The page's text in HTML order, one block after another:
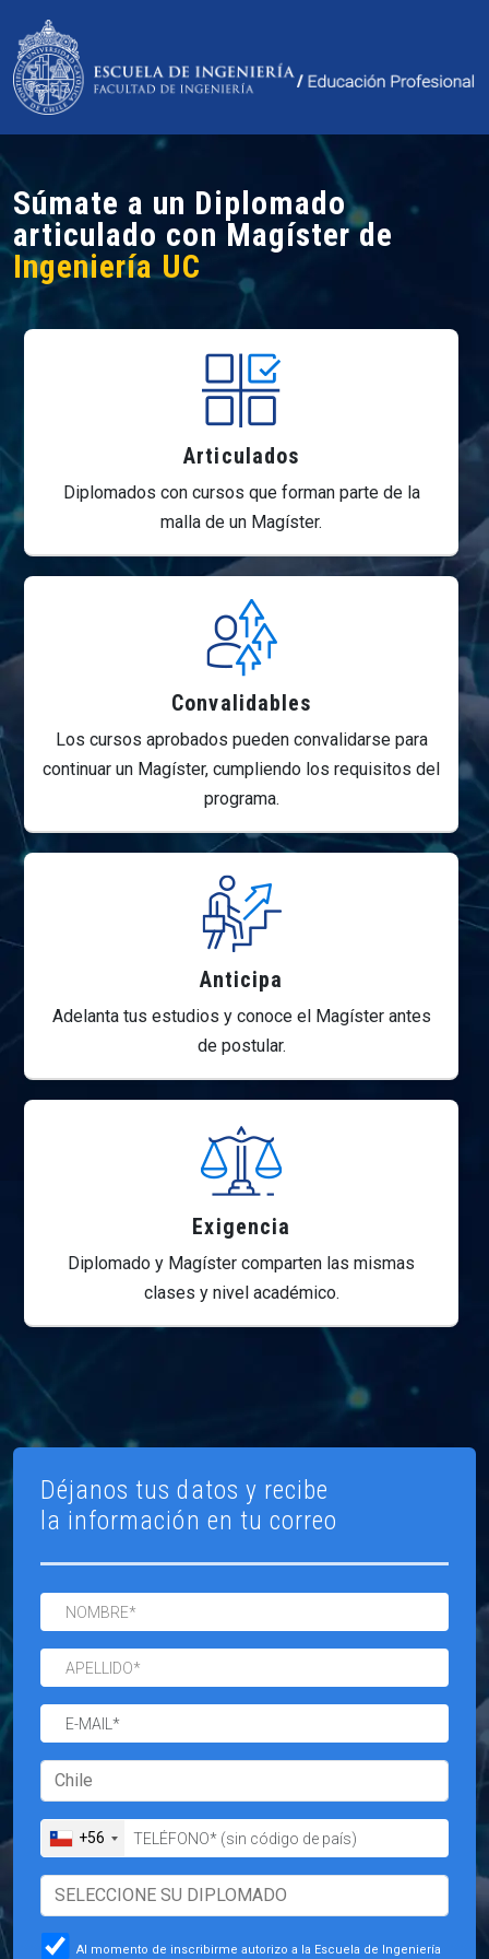
Súmate a un Diplomado
articulado con Magíster de
Ingeniería UC
Articulados
Diplomados con cursos que forman parte de la
malla de un Magíster.
Convalidables
Los cursos aprobados pueden convalidarse para
continuar un Magíster, cumpliendo los requisitos del
programa.
Anticipa
Adelanta tus estudios y conoce el Magíster antes
de postular.
Exigencia
Diplomado y Magíster comparten las mismas
clases y nivel académico.
Déjanos tus datos y recibe
la información en tu correo
+56
Al momento de inscribirme autorizo a la Escuela de Ingeniería